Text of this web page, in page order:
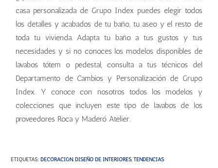
casa personalizada de Grupo Index puedes elegir todos
los detalles y acabados de tu baño, tu aseo y el resto de
toda tu vivienda. Adapta tu baño a tus gustos y tus
necesidades y si no conoces los modelos disponibles de
lavabos tótem o pedestal, consulta a tus técnicos del
Departamento de Cambios y Personalización de Grupo
Index. Y conoce con nosotros todos los modelos y
colecciones que incluyen este tipo de lavabos de los
proveedores Roca y Maderó Atelier.
ETIQUETAS: DECORACIÓN, DISEÑO DE INTERIORES, TENDENCIAS